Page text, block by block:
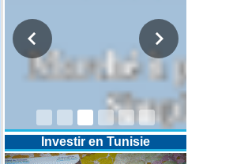
DESIGNATION D’UN REVISEUR
COMPTABLE POUR LES
EXERCICES 2025-2026-2027
Investir en Tunisie